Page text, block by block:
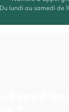
Du lundi au samedi de